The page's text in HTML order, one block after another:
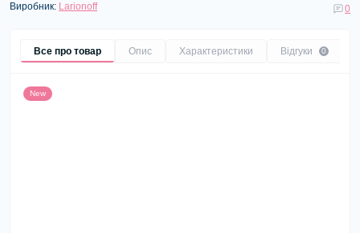
Виробник: Larionoff 0
Все про товар Опис Характеристики Відгуки 0
New